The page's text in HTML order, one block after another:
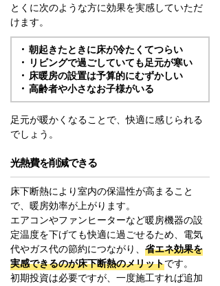
とくに次のような方に効果を実感していただ
けます。
朝起きたときに床が冷たくてつらい
リビングで過ごしていても足元が寒い
床暖房の設置は予算的にむずかしい
高齢者や小さなお子様がいる
足元が暖かくなることで、快適に感じられる
でしょう。
光熱費を削減できる
床下断熱により室内の保温性が高まること
で、暖房効率が上がります。
エアコンやファンヒーターなど暖房機器の設
定温度を下げても快適に過ごせるため、電気
代やガス代の節約につながり、 省エネ効果を
実感できるのが床下断熱のメリットです。
初期投資は必要ですが、一度施工すれば追加